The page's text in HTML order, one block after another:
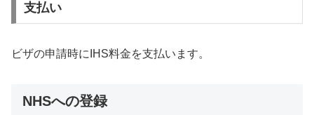
支払い
ビザの申請時にIHS料金を支払います。
NHSへの登録